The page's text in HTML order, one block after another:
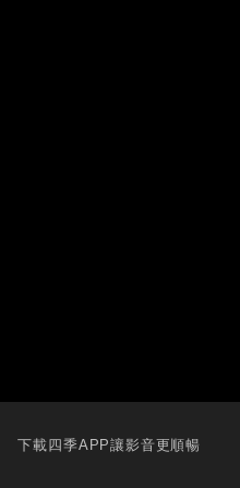
下載四季APP讓影音更順暢